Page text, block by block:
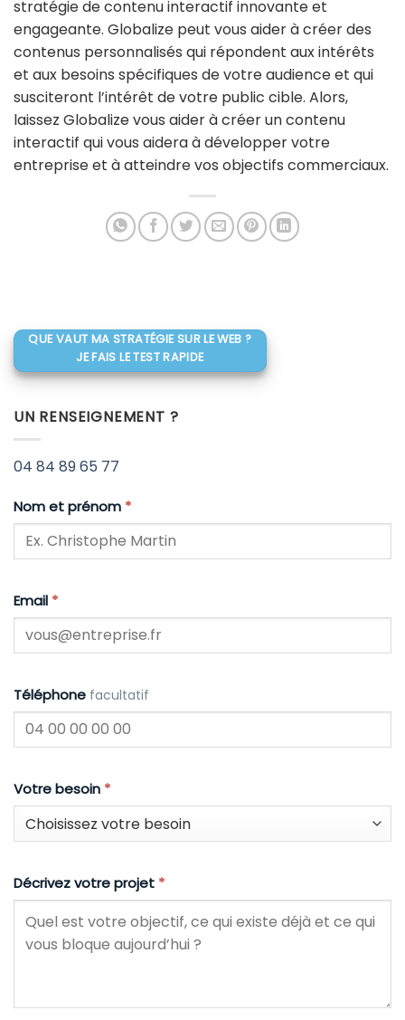
stratégie de contenu interactif innovante et
engageante. Globalize peut vous aider à créer des
contenus personnalisés qui répondent aux intérêts
et aux besoins spécifiques de votre audience et qui
susciteront l’intérêt de votre public cible. Alors,
laissez Globalize vous aider à créer un contenu
interactif qui vous aidera à développer votre
entreprise et à atteindre vos objectifs commerciaux.
QUE VAUT MA STRATÉGIE SUR LE WEB ?
JE FAIS LE TEST RAPIDE
UN RENSEIGNEMENT ?
04 84 89 65 77
Nom et prénom *
Email *
Téléphone facultatif
Votre besoin *
Décrivez votre projet *